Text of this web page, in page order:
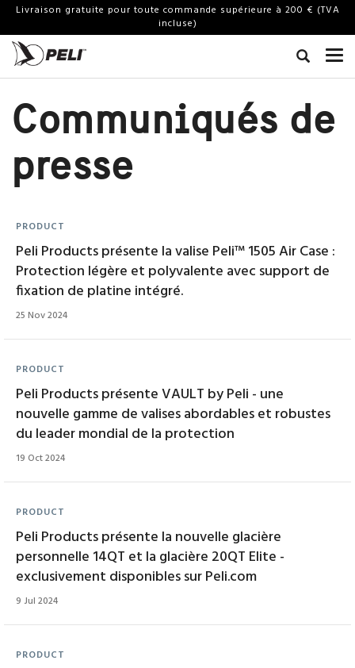
Livraison gratuite pour toute commande supérieure à 200 € (TVA
incluse)
Communiqués de
presse
PRODUCT
Peli Products présente la valise Peli™ 1505 Air Case :
Protection légère et polyvalente avec support de
fixation de platine intégré.
25 Nov 2024
PRODUCT
Peli Products présente VAULT by Peli - une
nouvelle gamme de valises abordables et robustes
du leader mondial de la protection
19 Oct 2024
PRODUCT
Peli Products présente la nouvelle glacière
personnelle 14QT et la glacière 20QT Elite -
exclusivement disponibles sur Peli.com
9 Jul 2024
PRODUCT